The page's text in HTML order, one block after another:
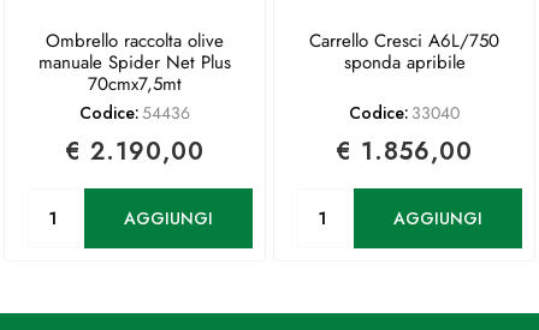
Ombrello raccolta olive
manuale Spider Net Plus
70cmx7,5mt
Codice:54436
€ 2.190,00
AGGIUNGI
Carrello Cresci A6L/750
sponda apribile
Codice: 33040
€ 1.856,00
AGGIUNGI